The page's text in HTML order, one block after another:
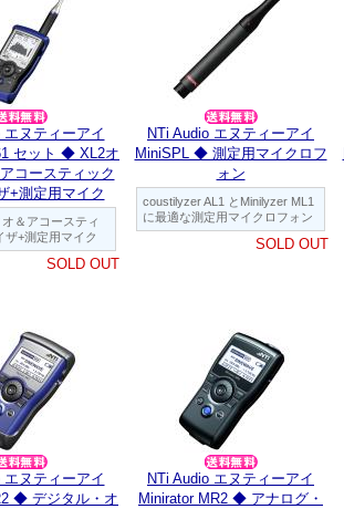
エヌティーアイ
セット ◆ XL2オ
コースティック
+測定用マイク
＆アコースティ
ザ+測定用マイク
SOLD OUT
NTi Audio エヌティーアイ
MiniSPL ◆ 測定用マイクロフ
ォン
coustilyzer AL1 とMinilyzer ML1
に最適な測定用マイクロフォン
SOLD OUT
エヌティーアイ
◆ デジタル・オ
NTi Audio エヌティーアイ
Minirator MR2 ◆ アナログ・